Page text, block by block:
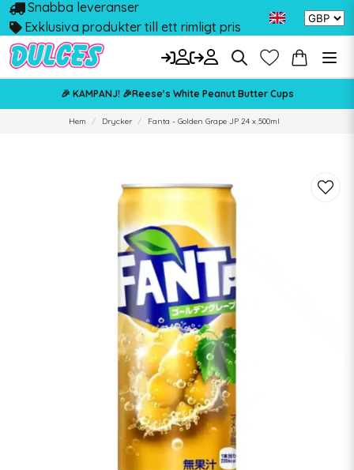
Snabba leveranser
Exklusiva produkter till ett rimligt pris
🎉 KAMPANJ! 🎉Reese's White Peanut Butter Cups
Hem Drycker Fanta - Golden Grape JP 24 x 500ml